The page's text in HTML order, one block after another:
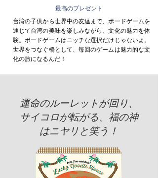
最高のプレゼント
台湾の子供から世界中の友達まで、ボードゲームを
通じて台湾の美味を楽しみながら、文化の魅力を体
験。ボードゲームはニッチな選択だけじゃないよ。
世界をつなぐ橋として、毎回のゲームは魅力的な文
化の旅になるんだ！
運命のルーレットが回り、
サイコロが転がる、福の神
はニヤリと笑う！